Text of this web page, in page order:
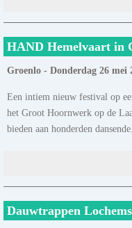
HAND Hemelvaart in
Groenlo - Donderdag 26 mei
Een intiem nieuw festival op
het Groot Hoornwerk op de
bieden aan honderden
Dauwtrappen